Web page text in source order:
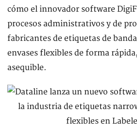
cómo el innovador software
procesos administrativos y de
fabricantes de etiquetas de
envases flexibles de forma
asequible.